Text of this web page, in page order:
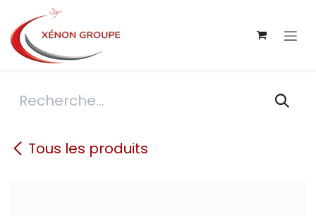
Se rendre au contenu
Tous les produits